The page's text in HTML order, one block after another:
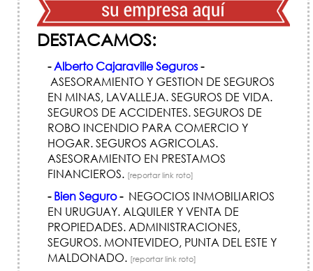
DESTACAMOS:
-Alberto Cajaraville Seguros-
ASESORAMIENTO Y GESTION DE SEGUROS
EN MINAS, LAVALLEJA. SEGUROS DE VIDA.
SEGUROS DE ACCIDENTES. SEGUROS DE
ROBO INCENDIO PARA COMERCIO Y
HOGAR. SEGUROS AGRICOLAS.
ASESORAMIENTO EN PRESTAMOS
FINANCIEROS. [reportar link roto]
- Bien Seguro-NEGOCIOS INMOBILIARIOS
EN URUGUAY. ALQUILER Y VENTA DE
PROPIEDADES. ADMINISTRACIONES,
SEGUROS. MONTEVIDEO, PUNTA DEL ESTE Y
MALDONADO. [reportar link roto]